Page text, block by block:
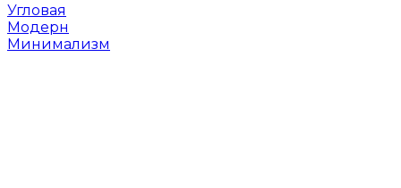
Угловая
Модерн
Минимализм